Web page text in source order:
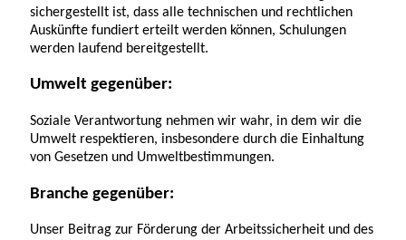
sichergestellt ist, dass alle technischen und rechtlichen
Auskünfte fundiert erteilt werden können, Schulungen
werden laufend bereitgestellt.
Umwelt gegenüber:
Soziale Verantwortung nehmen wir wahr, in dem wir die
Umwelt respektieren, insbesondere durch die Einhaltung
von Gesetzen und Umweltbestimmungen.
Branche gegenüber:
Unser Beitrag zur Förderung der Arbeitssicherheit und des